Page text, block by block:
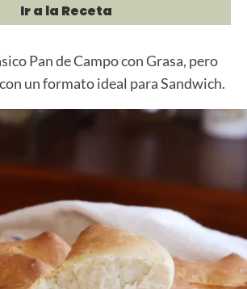
Ir a la Receta
Pan de Campo con Grasa, pero
un formato ideal para Sandwich.